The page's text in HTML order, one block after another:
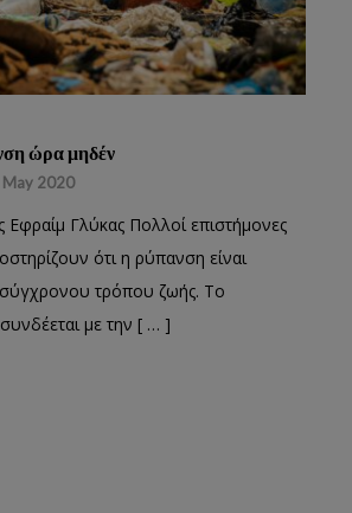
ώρα μηδέν
May 2020
Εφραίμ Γλύκας Πολλοί επιστήμονες
ότι η ρύπανση είναι
τρόπου ζωής. Το
με την [ … ]